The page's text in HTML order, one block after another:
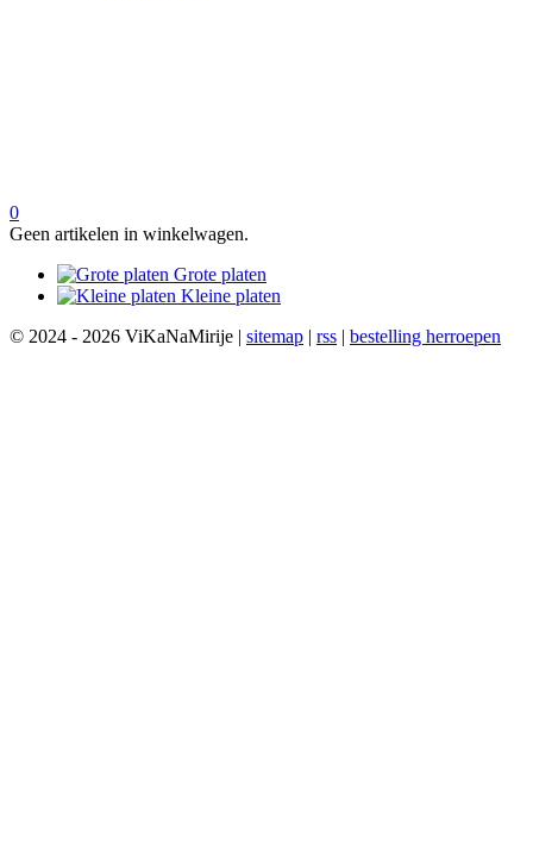
0
Geen artikelen in winkelwagen.
Grote platen
Kleine platen
© 2024 - 2026 ViKaNaMirije | sitemap | rss | bestelling herroepen